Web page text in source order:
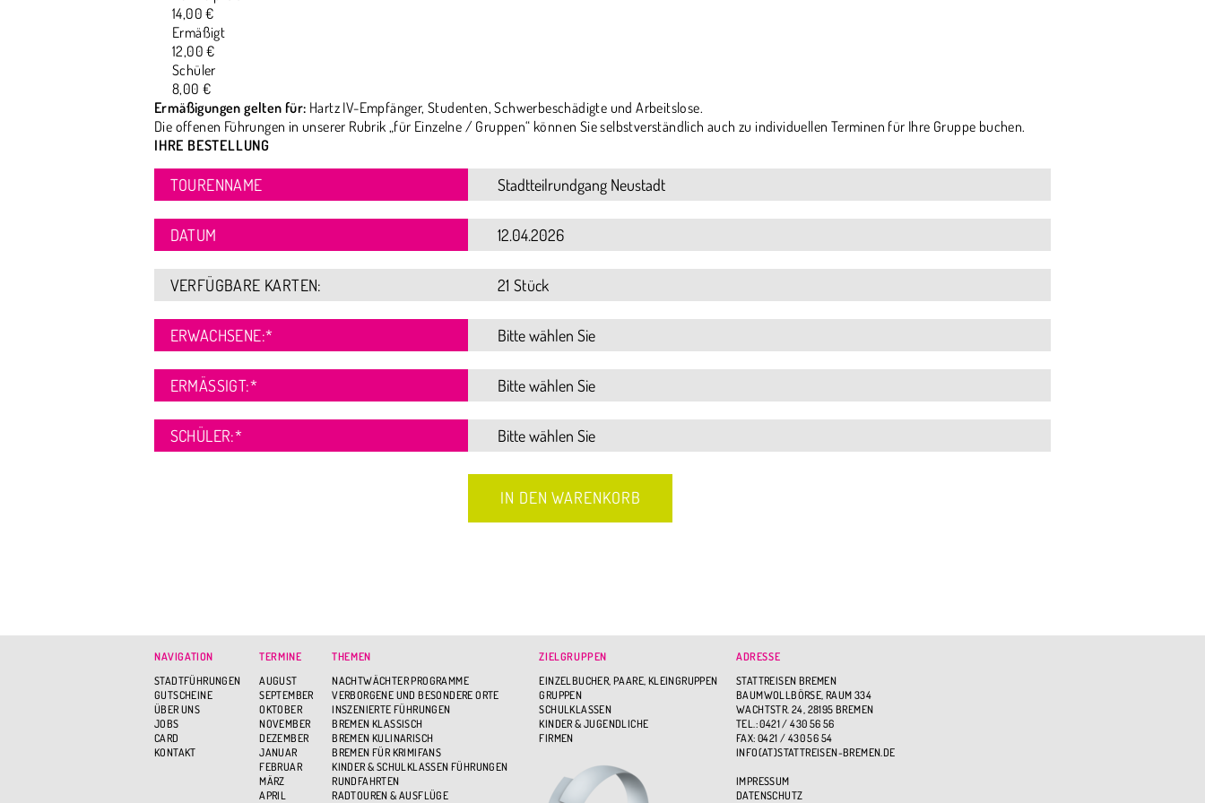
14,00 €
Ermäßigt
12,00 €
Schüler
8,00 €
Ermäßigungen gelten für: Hartz IV-Empfänger, Studenten, Schwerbeschädigte und Arbeitslose.
Die offenen Führungen in unserer Rubrik „für Einzelne / Gruppen“ können Sie selbstverständlich auch zu individuellen Terminen für Ihre Gruppe buchen.
IHRE BESTELLUNG
TOURENNAME
DATUM
VERFÜGBARE KARTEN: 21 Stück
ERWACHSENE:*
ERMÄSSIGT: *
SCHÜLER:*
NAVIGATION
STADTFÜHRUNGEN
GUTSCHEINE
ÜBER UNS
JOBS
CARD
KONTAKT
TERMINE
AUGUST
SEPTEMBER
OKTOBER
NOVEMBER
DEZEMBER
JANUAR
FEBRUAR
MÄRZ
APRIL
THEMEN
NACHTWÄCHTER PROGRAMME
VERBORGENE UND BESONDERE ORTE
INSZENIERTE FÜHRUNGEN
BREMEN KLASSISCH
BREMEN KULINARISCH
BREMEN FÜR KRIMIFANS
KINDER & SCHULKLASSEN FÜHRUNGEN
RUNDFAHRTEN
RADTOUREN & AUSFLÜGE
ZIELGRUPPEN
EINZELBUCHER, PAARE, KLEINGRUPPEN
GRUPPEN
SCHULKLASSEN
KINDER & JUGENDLICHE
FIRMEN
ADRESSE
STATTREISEN BREMEN
BAUMWOLLBÖRSE, RAUM 334
WACHTSTR. 24, 28195 BREMEN
TEL.: 0421 / 430 56 56
FAX: 0421 / 430 56 54
INFO(AT)STATTREISEN-BREMEN.DE
IMPRESSUM
DATENSCHUTZ